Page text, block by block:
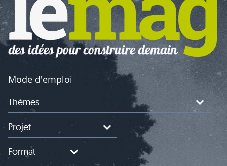
Mode d'emploi
Thèmes
Projet
Format